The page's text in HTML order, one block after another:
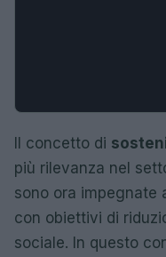
Il concetto di
più rilevanza nel
sono ora impegnate
con obiettivi di
sociale. In questo